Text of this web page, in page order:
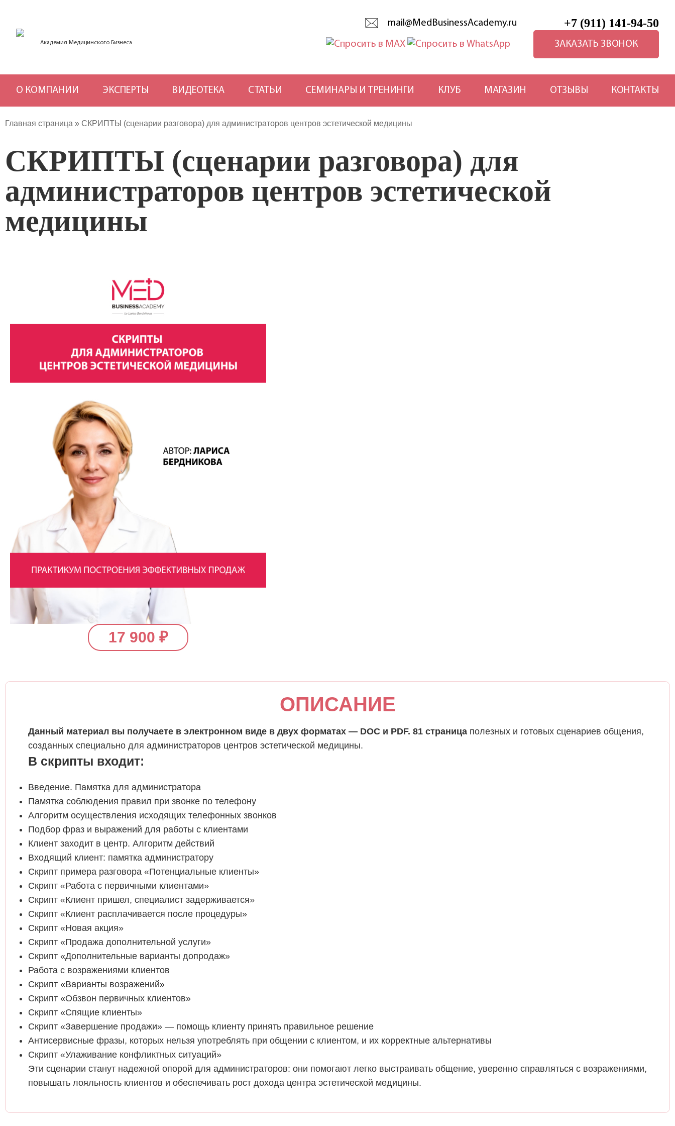
Академия Медицинского Бизнеса
mail@MedBusinessAcademy.ru +7 (911) 141-94-50
ЗАКАЗАТЬ ЗВОНОК
О КОМПАНИИ ЭКСПЕРТЫ ВИДЕОТЕКА СТАТЬИ СЕМИНАРЫ И ТРЕНИНГИ КЛУБ МАГАЗИН ОТЗЫВЫ КОНТАКТЫ
Главная страница » СКРИПТЫ (сценарии разговора) для администраторов центров эстетической медицины
СКРИПТЫ (сценарии разговора) для
администраторов центров эстетической
медицины
17 900 ₽
ОПИСАНИЕ
Данный материал вы получаете в электронном виде в двух форматах — DOC и PDF. 81 страница полезных и готовых сценариев общения,
созданных специально для администраторов центров эстетической медицины.
В скрипты входит:
Введение. Памятка для администратора
Памятка соблюдения правил при звонке по телефону
Алгоритм осуществления исходящих телефонных звонков
Подбор фраз и выражений для работы с клиентами
Клиент заходит в центр. Алгоритм действий
Входящий клиент: памятка администратору
Скрипт примера разговора «Потенциальные клиенты»
Скрипт «Работа с первичными клиентами»
Скрипт «Клиент пришел, специалист задерживается»
Скрипт «Клиент расплачивается после процедуры»
Скрипт «Новая акция»
Скрипт «Продажа дополнительной услуги»
Скрипт «Дополнительные варианты допродаж»
Работа с возражениями клиентов
Скрипт «Варианты возражений»
Скрипт «Обзвон первичных клиентов»
Скрипт «Спящие клиенты»
Скрипт «Завершение продажи» — помощь клиенту принять правильное решение
Антисервисные фразы, которых нельзя употреблять при общении с клиентом, и их корректные альтернативы
Скрипт «Улаживание конфликтных ситуаций»
Эти сценарии станут надежной опорой для администраторов: они помогают легко выстраивать общение, уверенно справляться с возражениями,
повышать лояльность клиентов и обеспечивать рост дохода центра эстетической медицины.